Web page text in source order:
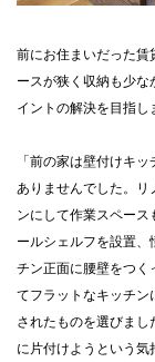
前にお住まいだった賃
ースが狭く収納も少
イントの解決を目指し
「前の家は壁付けキ
ありませんでした。リ
ンにして作業スペース
ールシェルフを設置、
チン正面に腰壁をつく
てフラットなキッチン
されたものを選びま
に片付けようという